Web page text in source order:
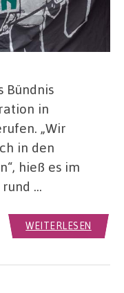
Bündnis
in
„Wir
in den
hieß es im
…
WEITERLESEN